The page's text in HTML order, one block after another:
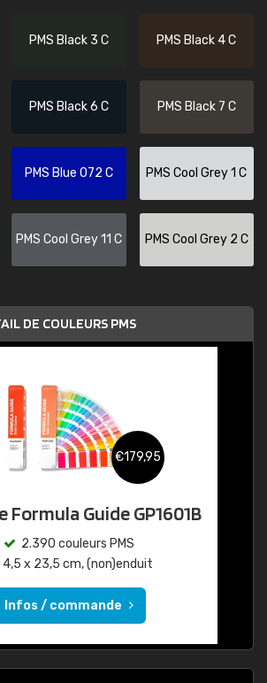
PMS Black 3 C PMS Black 4 C
PMS Black 6 C PMS Black 7 C
PMS Blue 072 C PMS Cool Grey 1 C
PMS Cool Grey 11 C PMS Cool Grey 2 C
DE COULEURS PMS
€179,95
Formula Guide GP1601B
2.390 couleurs PMS
4,5 x 23,5 cm, (non)enduit
Infos / commande